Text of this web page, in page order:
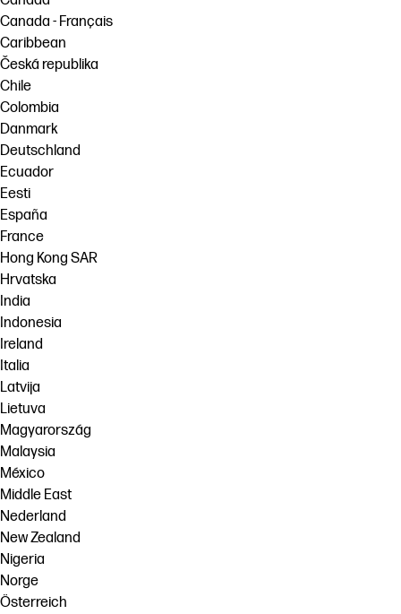
Canada - Français
Caribbean
Česká republika
Chile
Colombia
Danmark
Deutschland
Ecuador
Eesti
España
France
Hong Kong SAR
Hrvatska
India
Indonesia
Ireland
Italia
Latvija
Lietuva
Magyarország
Malaysia
México
Middle East
Nederland
New Zealand
Nigeria
Norge
Österreich